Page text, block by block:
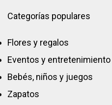
Categorías populares
Flores y regalos
Eventos y entretenimiento
Bebés, niños y juegos
Zapatos